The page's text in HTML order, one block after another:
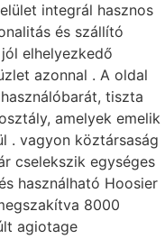
integrál hasznos
és szállító
elhelyezkedő
azonnal . A oldal
tiszta
amelyek emelik
. vagyon köztársaság
cselekszik egységes
használható Hoosier
8000
agiotage